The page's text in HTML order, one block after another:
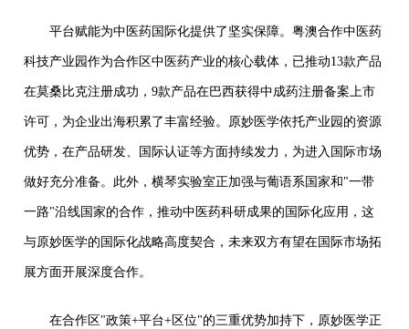
平台赋能为中医药国际化提供了坚实保障。粤澳合作中医药
科技产业园作为合作区中医药产业的核心载体，已推动13款产品
在莫桑比克注册成功，9款产品在巴西获得中成药注册备案上市
许可，为企业出海积累了丰富经验。原妙医学依托产业园的资源
优势，在产品研发、国际认证等方面持续发力，为进入国际市场
做好充分准备。此外，横琴实验室正加强与葡语系国家和"一带
一路"沿线国家的合作，推动中医药科研成果的国际化应用，这
与原妙医学的国际化战略高度契合，未来双方有望在国际市场拓
展方面开展深度合作。
在合作区"政策+平台+区位"的三重优势加持下，原妙医学正